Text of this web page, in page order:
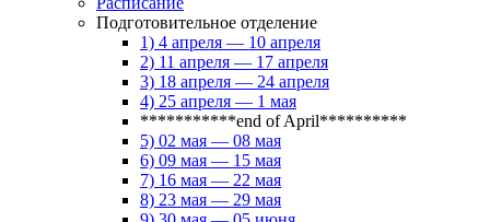
Подготовительное отделение
1) 4 апреля — 10 апреля
2) 11 апреля — 17 апреля
3) 18 апреля — 24 апреля
4) 25 апреля — 1 мая
***********end of April**********
5) 02 мая — 08 мая
6) 09 мая — 15 мая
7) 16 мая — 22 мая
8) 23 мая — 29 мая